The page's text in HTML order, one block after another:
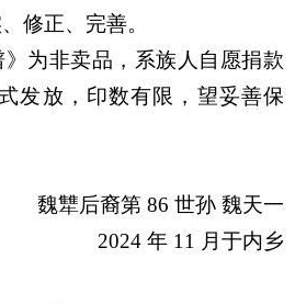
修正、完善。
》为非卖品，系族人自愿捐款
发放，印数有限，望妥善保
魏犨后裔第 86 世孙 魏天一
2024 年 11 月于内乡